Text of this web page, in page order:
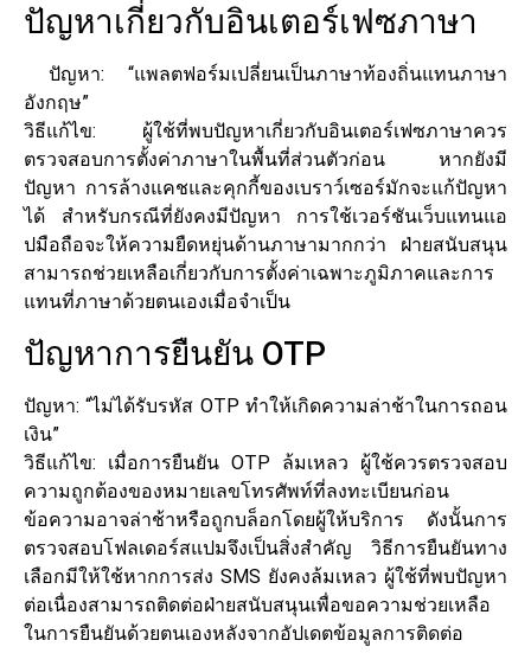
ปัญหาเกี่ยวกับอินเตอร์เฟซภาษา
ปัญหา: “แพลตฟอร์มเปลี่ยนเป็นภาษาท้องถิ่นแทนภาษา
อังกฤษ”
วิธีแก้ไข: ผู้ใช้ที่พบปัญหาเกี่ยวกับอินเตอร์เฟซภาษาควร
ตรวจสอบการตั้งค่าภาษาในพื้นที่ส่วนตัวก่อน หากยังมี
ปัญหา การล้างแคชและคุกกี้ของเบราว์เซอร์มักจะแก้ปัญหา
ได้ สำหรับกรณีที่ยังคงมีปัญหา การใช้เวอร์ชันเว็บแทนแอ
ปมือถือจะให้ความยืดหยุ่นด้านภาษามากกว่า ฝ่ายสนับสนุน
สามารถช่วยเหลือเกี่ยวกับการตั้งค่าเฉพาะภูมิภาคและการ
แทนที่ภาษาด้วยตนเองเมื่อจำเป็น
ปัญหาการยืนยัน OTP
ปัญหา: “ไม่ได้รับรหัส OTP ทำให้เกิดความล่าช้าในการถอน
เงิน”
วิธีแก้ไข: เมื่อการยืนยัน OTP ล้มเหลว ผู้ใช้ควรตรวจสอบ
ความถูกต้องของหมายเลขโทรศัพท์ที่ลงทะเบียนก่อน
ข้อความอาจล่าช้าหรือถูกบล็อกโดยผู้ให้บริการ ดังนั้นการ
ตรวจสอบโฟลเดอร์สแปมจึงเป็นสิ่งสำคัญ วิธีการยืนยันทาง
เลือกมีให้ใช้หากการส่ง SMS ยังคงล้มเหลว ผู้ใช้ที่พบปัญหา
ต่อเนื่องสามารถติดต่อฝ่ายสนับสนุนเพื่อขอความช่วยเหลือ
ในการยืนยันด้วยตนเองหลังจากอัปเดตข้อมูลการติดต่อ